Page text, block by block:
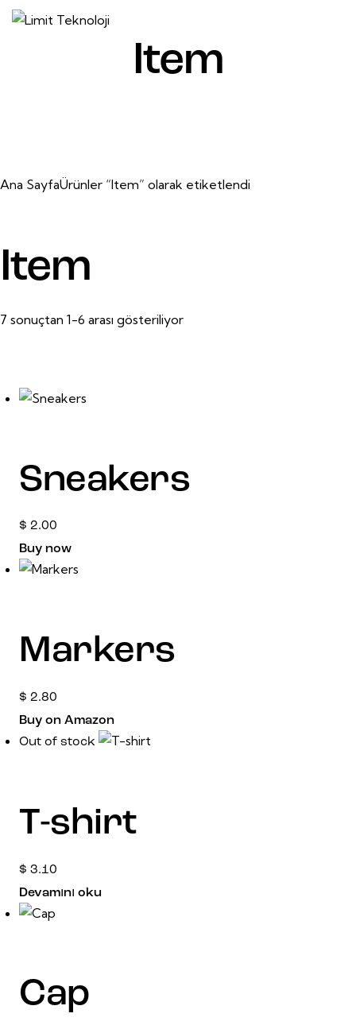
Item
Ana SayfaÜrünler “Item” olarak etiketlendi
Item
7 sonuçtan 1-6 arası gösteriliyor
Sneakers
$ 2.00
Buy now
Markers
$ 2.80
Buy on Amazon
Out of stock
T-shirt
$ 3.10
Devamını oku
Cap